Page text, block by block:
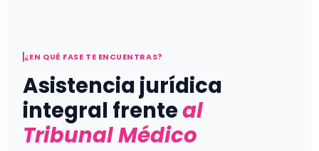
¿EN QUÉ FASE TE ENCUENTRAS?
Asistencia jurídica
integral frenteal
Tribunal Médico